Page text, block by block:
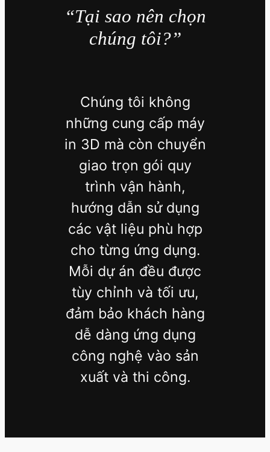
“Tại sao nên chọn
chúng tôi?”
Chúng tôi không
những cung cấp máy
in 3D mà còn chuyển
giao trọn gói quy
trình vận hành,
hướng dẫn sử dụng
các vật liệu phù hợp
cho từng ứng dụng.
Mỗi dự án đều được
tùy chỉnh và tối ưu,
đảm bảo khách hàng
dễ dàng ứng dụng
công nghệ vào sản
xuất và thi công.